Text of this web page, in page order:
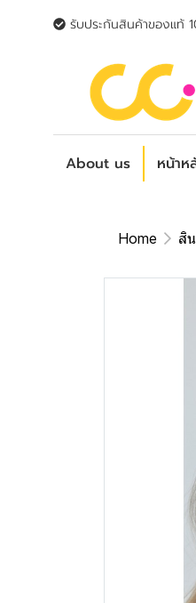
รับประกันสินค้าของแท้
About us หน้าห
Home สิ